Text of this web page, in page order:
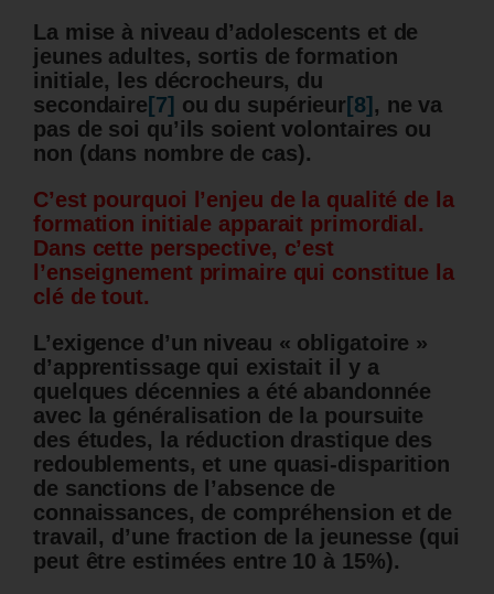
La mise à niveau d’adolescents et de
jeunes adultes, sortis de formation
initiale, les décrocheurs, du
secondaire [7] ou du supérieur [8] , ne va
pas de soi qu’ils soient volontaires ou
non (dans nombre de cas).
C’est pourquoi l’enjeu de la qualité de la
formation initiale apparait primordial.
Dans cette perspective, c’est
l’enseignement primaire qui constitue la
clé de tout.
L’exigence d’un niveau « obligatoire »
d’apprentissage qui existait il y a
quelques décennies a été abandonnée
avec la généralisation de la poursuite
des études, la réduction drastique des
redoublements, et une quasi-disparition
de sanctions de l’absence de
connaissances, de compréhension et de
travail, d’une fraction de la jeunesse (qui
peut être estimées entre 10 à 15%).